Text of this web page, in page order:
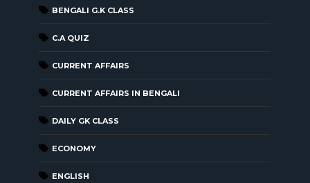
BENGALI G.K CLASS
C.A QUIZ
CURRENT AFFAIRS
CURRENT AFFAIRS IN BENGALI
DAILY GK CLASS
ECONOMY
ENGLISH